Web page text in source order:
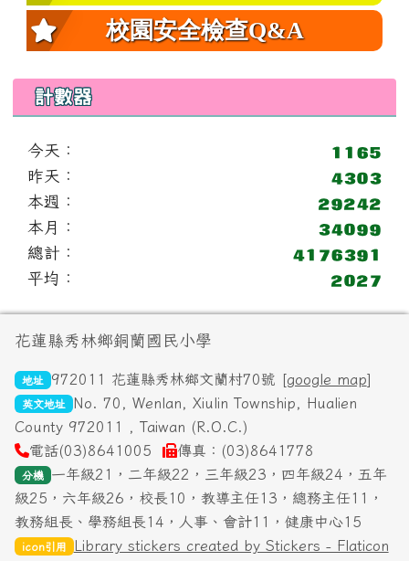
校園安全檢查Q&A
計數器
今天：
昨天：
本週：
本月：
總計：
平均：
頁尾區域內容
花蓮縣秀林鄉銅蘭國民小學
地址 972011 花蓮縣秀林鄉文蘭村70號 [google map]
英文地址
No. 70, Wenlan, Xiulin Township, Hualien
County 972011 , Taiwan (R.O.C.)
電話(03)8641005
傳真：(03)8641778
分機
一年級21，二年級22，三年級23，四年級24，五年
級25，六年級26，校長10，教導主任13，總務主任11，
教務組長、學務組長14，人事、會計11，健康中心15
icon引用 Library stickers created by Stickers - Flaticon